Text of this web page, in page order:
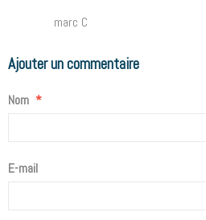
marc C
Ajouter un commentaire
Nom
E-mail